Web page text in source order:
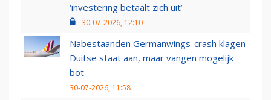
‘investering betaalt zich uit’
30-07-2026, 12:10
Nabestaanden Germanwings-crash klagen
Duitse staat aan, maar vangen mogelijk
bot
30-07-2026, 11:58